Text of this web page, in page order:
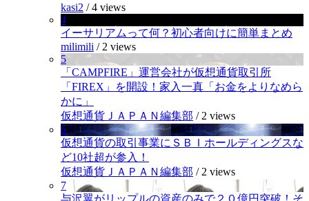
kasi2 /4 views
4
イーサリアムって何？初心者向けに簡単まとめ
milimili / 2 views
5
「CAMPFIRE」運営会社が仮想通貨取引所
「FIREX」を開設！家入一真「お金をよりなめら
かに」
仮想通貨ＪＡＰＡＮ編集部 / 2 views
6
仮想通貨の取引事業にＳＢＩホールディングスな
ど10社超が参入！
仮想通貨ＪＡＰＡＮ編集部 / 2 views
7
与沢翼がリップルの資産のみで２０億円突破！そ